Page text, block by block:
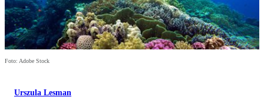
Foto: Adobe Stock
Urszula Lesman